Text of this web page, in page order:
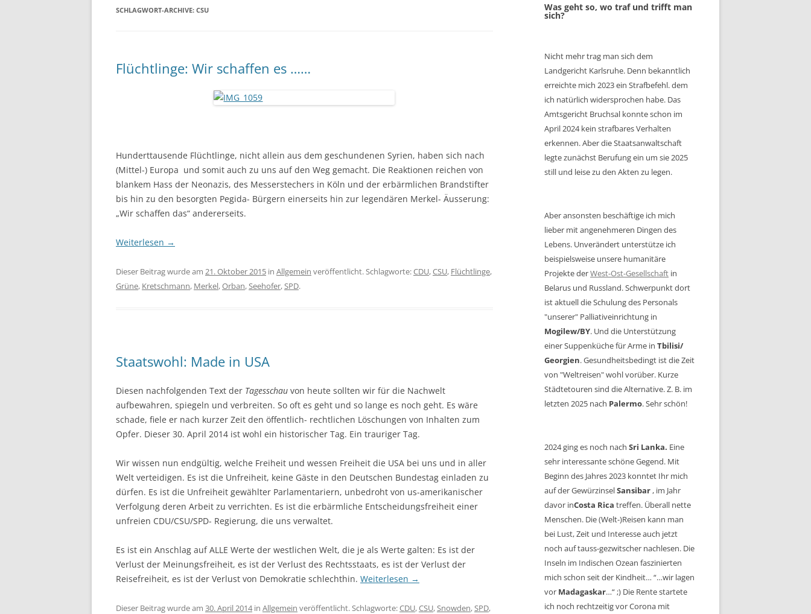
SCHLAGWORT-ARCHIVE: CSU
Flüchtlinge: Wir schaffen es ……
Hunderttausende Flüchtlinge, nicht allein aus dem geschundenen Syrien, haben sich nach
(Mittel-) Europa und somit auch zu uns auf den Weg gemacht. Die Reaktionen reichen von
blankem Hass der Neonazis, des Messerstechers in Köln und der erbärmlichen Brandstifter
bis hin zu den besorgten Pegida- Bürgern einerseits hin zur legendären Merkel- Äusserung:
„Wir schaffen das“ andererseits.
Weiterlesen →
Dieser Beitrag wurde am 21. Oktober 2015 in Allgemein veröffentlicht. Schlagworte:CDU,CSU, Flüchtlinge,
Grüne, Kretschmann, Merkel,Orban,Seehofer,SPD.
Staatswohl: Made in USA
Diesen nachfolgenden Text der Tagesschau von heute sollten wir für die Nachwelt
aufbewahren, spiegeln und verbreiten. So oft es geht und so lange es noch geht. Es wäre
schade, fiele er nach kurzer Zeit den öffentlich- rechtlichen Löschungen von Inhalten zum
Opfer. Dieser 30. April 2014 ist wohl ein historischer Tag. Ein trauriger Tag.
Wir wissen nun endgültig, welche Freiheit und wessen Freiheit die USA bei uns und in aller
Welt verteidigen. Es ist die Unfreiheit, keine Gäste in den Deutschen Bundestag einladen zu
dürfen. Es ist die Unfreiheit gewählter Parlamentariern, unbedroht von us-amerikanischer
Verfolgung deren Arbeit zu verrichten. Es ist die erbärmliche Entscheidungsfreiheit einer
unfreien CDU/CSU/SPD- Regierung, die uns verwaltet.
Es ist ein Anschlag auf ALLE Werte der westlichen Welt, die je als Werte galten: Es ist der
Verlust der Meinungsfreiheit, es ist der Verlust des Rechtsstaats, es ist der Verlust der
Reisefreiheit, es ist der Verlust von Demokratie schlechthin. Weiterlesen →
Dieser Beitrag wurde am 30. April 2014in Allgemein veröffentlicht. Schlagworte:CDU,CSU,Snowden,SPD,
Was geht so, wo traf und trifft man
sich?
Nicht mehr trag man sich dem
Landgericht Karlsruhe. Denn bekanntlich
erreichte mich 2023 ein Strafbefehl. dem
ich natürlich widersprochen habe. Das
Amtsgericht Bruchsal konnte schon im
April 2024 kein strafbares Verhalten
erkennen. Aber die Staatsanwaltschaft
legte zunächst Berufung ein um sie 2025
still und leise zu den Akten zu legen.
Aber ansonsten beschäftige ich mich
lieber mit angenehmeren Dingen des
Lebens. Unverändert unterstütze ich
beispielsweise unsere humanitäre
Projekte derWest-Ost-Gesellschaft in
Belarus und Russland. Schwerpunkt dort
ist aktuell die Schulung des Personals
"unserer" Palliativeinrichtung in
Mogilew/BY. Und die Unterstützung
einer Suppenküche für Arme in Tbilisi/
Georgien. Gesundheitsbedingt ist die Zeit
von "Weltreisen" wohl vorüber. Kurze
Städtetouren sind die Alternative. Z. B. im
letzten 2025 nach Palermo. Sehr schön!
2024 ging es noch nach Sri Lanka. Eine
sehr interessante schöne Gegend. Mit
Beginn des Jahres 2023 konntet Ihr mich
auf der GewürzinselSansibar , im Jahr
davor inCosta Rica treffen. Überall nette
Menschen. Die (Welt-)Reisen kann man
bei Lust, Zeit und Interesse auch jetzt
noch auf tauss-gezwitscher nachlesen. Die
Inseln im Indischen Ozean faszinierten
mich schon seit der Kindheit… “…wir lagen
vor Madagaskar…“ ;) Die Rente startete
ich noch rechtzeitig vor Corona mit